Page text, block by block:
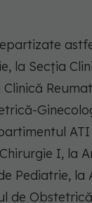
la Secţia
I, la
Pediatrie, la
de